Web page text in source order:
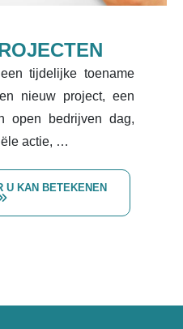
tijdelijke toename
nieuw project, een
open bedrijven dag,
actie, …
U KAN BETEKENEN